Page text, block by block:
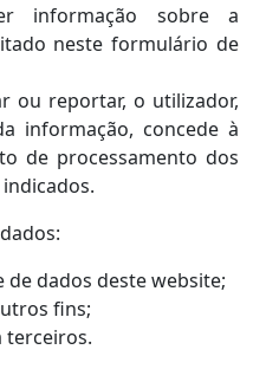
informação sobre a
neste formulário de
ou reportar, o utilizador,
informação, concede à
de processamento dos
de dados deste website;
fins;
terceiros.